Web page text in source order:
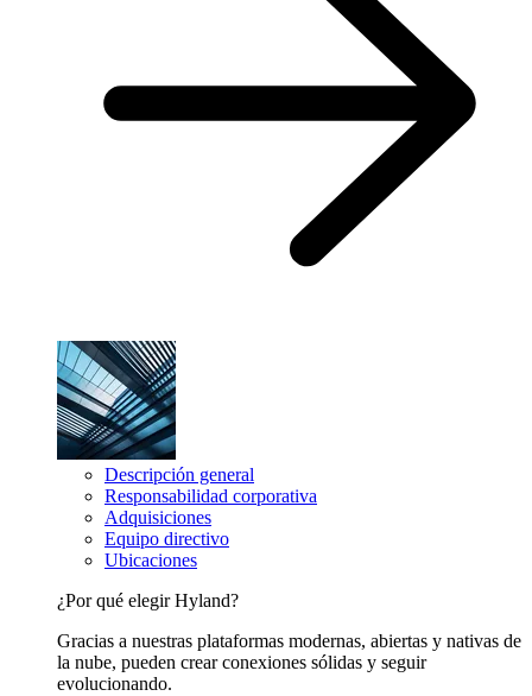
Descripción general
Responsabilidad corporativa
Adquisiciones
Equipo directivo
Ubicaciones
¿Por qué elegir Hyland?
Gracias a nuestras plataformas modernas, abiertas y nativas de
la nube, pueden crear conexiones sólidas y seguir
evolucionando.